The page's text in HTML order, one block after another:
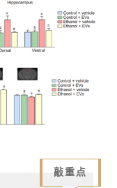
敲重点